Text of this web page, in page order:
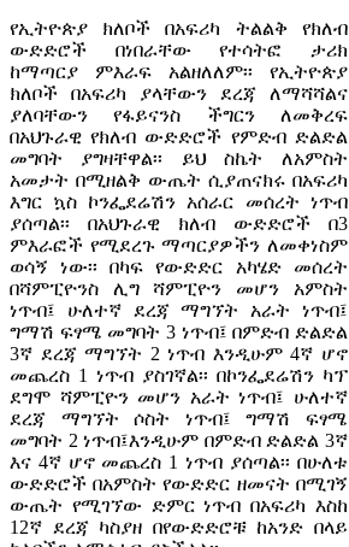
የኢትዮጵያ ክለቦች በአፍሪካ ትልልቅ የክለብ
ውድድሮች በነበራቸው የተሳትፎ ታሪክ
ከማጣርያ ምእራፍ አልዘለለም፡፡ የኢትዮጵያ
ክለቦች በአፍሪካ ያላቸውን ደረጃ ለማሻሻልና
ያለባቸውን የፋይናንስ ችግርን ለመቅረፍ
በአህጉራዊ የክለብ ውድድሮች የምድብ ድልድል
መግባት ያግዛቸዋል፡፡ ይህ ስኬት ለአምስት
አመታት በሚዘልቅ ውጤት ሲያጠናክሩ በአፍሪካ
እግር ኳስ ኮንፌደሬሽን አሰራር መሰረት ነጥብ
ያሰጣል፡፡ በአህጉራዊ ክለብ ውድድሮች በ3
ምእራፎች የሚደረጉ ማጣርያዎችን ለመቀነስም
ወሳኝ ነው፡፡ በካፍ የውድድር አካሄድ መሰረት
በሻምፒዮንስ ሊግ ሻምፒዮን መሆን አምስት
ነጥብ፤ ሁለተኛ ደረጃ ማግኘት አራት ነጥብ፤
ግማሽ ፍፃሜ መግባት 3 ነጥብ፤ በምድብ ድልድል
3ኛ ደረጃ ማግኘት 2 ነጥብ እንዲሁም 4ኛ ሆኖ
መጨረስ 1 ነጥብ ያስገኛል፡፡ በኮንፌደሬሽን ካፕ
ደግሞ ሻምፒዮን መሆን አራት ነጥብ፤ ሁለተኛ
ደረጃ ማግኘት ሶስት ነጥብ፤ ግማሽ ፍፃሜ
መግባት 2 ነጥብ፤እንዲሁም በምድብ ድልድል 3ኛ
እና 4ኛ ሆኖ መጨረስ 1 ነጥብ ያሰጣል፡፡ በሁለቱ
ውድድሮች በአምስት የውድድር ዘመናት በሚገኝ
ውጤት የሚገኘው ድምር ነጥብ በአፍሪካ እስከ
12ኛ ደረጃ ካስያዘ በየውድድሮቹ ከአንድ በላይ